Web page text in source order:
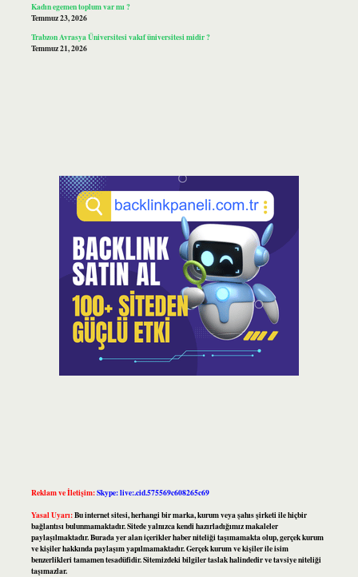
Kadın egemen toplum var mı ?
Temmuz 23, 2026
Trabzon Avrasya Üniversitesi vakıf üniversitesi midir ?
Temmuz 21, 2026
Reklam ve İletişim:Skype: live:.cid.575569c608265c69
Yasal Uyarı:Bu internet sitesi, herhangi bir marka, kurum veya şahıs şirketi ile hiçbir
bağlantısı bulunmamaktadır. Sitede yalnızca kendi hazırladığımız makaleler
paylaşılmaktadır. Burada yer alan içerikler haber niteliği taşımamakta olup, gerçek kurum
ve kişiler hakkında paylaşım yapılmamaktadır. Gerçek kurum ve kişiler ile isim
benzerlikleri tamamen tesadüfidir. Sitemizdeki bilgiler taslak halindedir ve tavsiye niteliği
taşımazlar.